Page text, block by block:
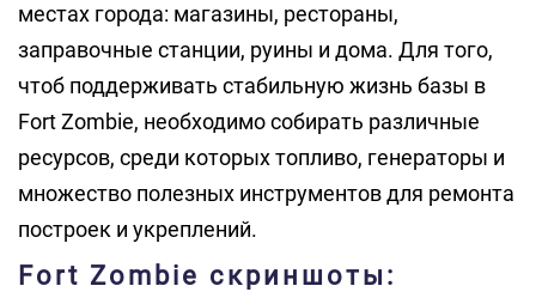
местах города: магазины, рестораны,
заправочные станции, руины и дома. Для того,
чтоб поддерживать стабильную жизнь базы в
Fort Zombie, необходимо собирать различные
ресурсов, среди которых топливо, генераторы и
множество полезных инструментов для ремонта
построек и укреплений.
Fort Zombie скриншоты: